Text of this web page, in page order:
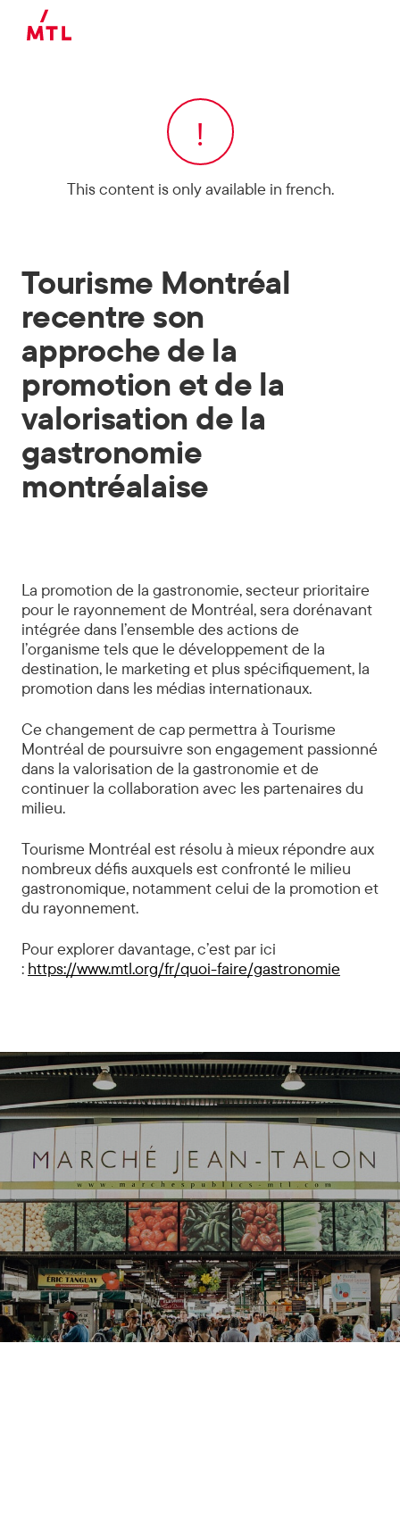
Skip to main content
!
This content is only available in french.
Tourisme Montréal
recentre son
approche de la
promotion et de la
valorisation de la
gastronomie
montréalaise
La promotion de la gastronomie, secteur prioritaire
pour le rayonnement de Montréal, sera dorénavant
intégrée dans l’ensemble des actions de
l’organisme tels que le développement de la
destination, le marketing et plus spécifiquement, la
promotion dans les médias internationaux.
Ce changement de cap permettra à Tourisme
Montréal de poursuivre son engagement passionné
dans la valorisation de la gastronomie et de
continuer la collaboration avec les partenaires du
milieu.
Tourisme Montréal est résolu à mieux répondre aux
nombreux défis auxquels est confronté le milieu
gastronomique, notamment celui de la promotion et
du rayonnement.
Pour explorer davantage, c’est par ici
: https://www.mtl.org/fr/quoi-faire/gastronomie